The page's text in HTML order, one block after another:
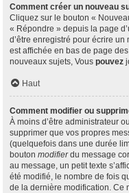
Comment créer un nouveau
Cliquez sur le bouton «
« Répondre » depuis la page
d’être enregistré pour écrire
est affichée en bas de page
nouveaux sujets, Vous pouvez
Haut
Comment modifier ou
À moins d’être administrateur
supprimer que vos propres
(quelquefois dans une durée
bouton modifierdu message
au message, un petit texte
été modifié, le nombre de fois
de la dernière modification. Ce